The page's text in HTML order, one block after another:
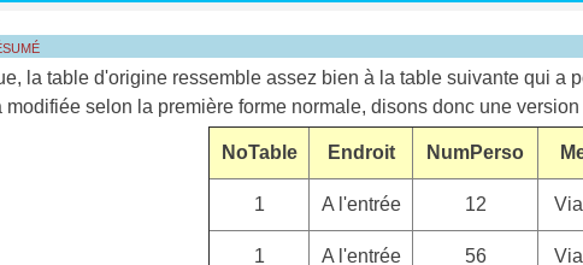
la table d'origine ressemble assez bien à la table suivante qui a
modifiée selon la première forme normale, disons donc une version
NoTable Endroit NumPerso
1 A l'entrée 12
1 A l'entrée 56